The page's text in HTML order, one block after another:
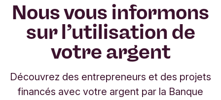
Nous vous informons
sur l’utilisation de
votre argent
Découvrez des entrepreneurs et des projets
financés avec votre argent par la Banque